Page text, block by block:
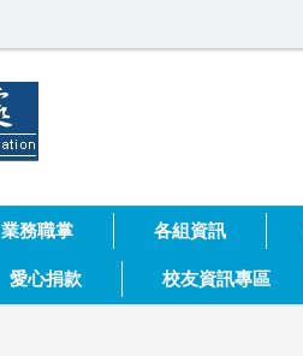
業務職掌 各組資訊
愛心捐款 校友資訊專區